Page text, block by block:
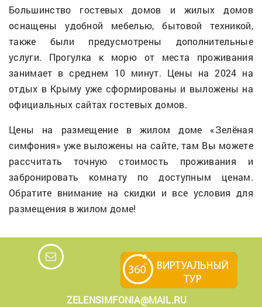
Большинство гостевых домов и жилых домов
оснащены удобной мебелью, бытовой техникой,
также были предусмотрены дополнительные
услуги. Прогулка к морю от места проживания
занимает в среднем 10 минут. Цены на 2024 на
отдых в Крыму уже сформированы и выложены на
официальных сайтах гостевых домов.
Цены на размещение в жилом доме «Зелёная
симфония» уже выложены на сайте, там Вы можете
рассчитать точную стоимость проживания и
забронировать комнату по доступным ценам.
Обратите внимание на скидки и все условия для
размещения в жилом доме!
ZELENSIMFONIA@MAIL.RU